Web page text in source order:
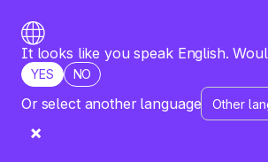
DEBUT CODE E - TEMPLATE CMS
Emplacement Webflow: Template CMS
Custom code > Inside tag
It looks like you speak English.
YES NO
Or select another language